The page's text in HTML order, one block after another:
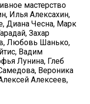
мастерство
Илья Алексахин,
Диана Чесна, Марк
Захар
Любовь Шанько,
Вадим
Лунина, Глеб
Вероника
Алексеев,